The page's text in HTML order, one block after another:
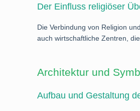
Der Einfluss religiöser
Die Verbindung von Religion
auch wirtschaftliche Zentren,
Architektur und
Aufbau und Gestaltung